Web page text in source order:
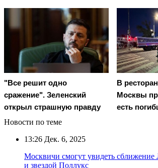
"Все решит одно
сражение". Зеленский
открыл страшную правду
В
Москвы
есть
Новости по теме
13:26 Дек. 6, 2025
Москвичи смогут увидеть
и звездой Поллукс